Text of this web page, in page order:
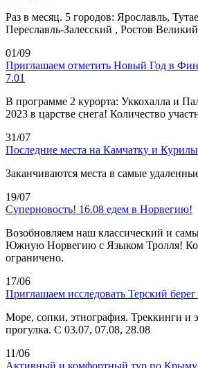
Раз в месяц. 5 городов: Ярославль,
Переславль-Залесский , Ростов Великий
01/09
Приглашаем отметить Новый Год в
7.01
В программе 2 курорта: Уккохалла и
2023 в царстве снега! Количество
31/07
Последние места на Камчатку и
Заканчиваются места в самые
19/07
Суперновость! 16.08 едем в Норвегию!
Возобновляем наш классический и
Южную Норвегию с Языком Тролля!
ограничено.
17/06
Приглашаем исследовать Терский
Море, сопки, этнография. Треккинги и
прогулка. С 03.07, 07.08, 28.08
11/06
Активный и комфортный тур по